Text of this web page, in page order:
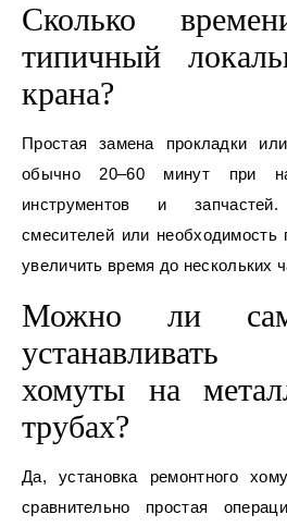
Сколько
типичный
крана?
Простая замена прокладки
обычно 20–60 минут при
инструментов и
смесителей или необходимость
увеличить время до нескольких
Можно ли
хомуты на
трубах?
Да, установка ремонтного
сравнительно простая